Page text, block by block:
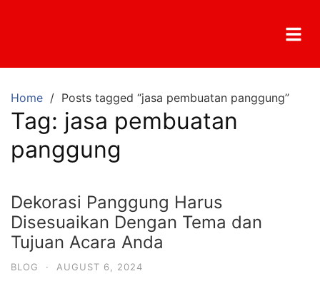
Home Posts tagged “jasa pembuatan panggung”
Tag: jasa pembuatan
panggung
Dekorasi Panggung Harus
Disesuaikan Dengan Tema dan
Tujuan Acara Anda
BLOG · AUGUST 6, 2024